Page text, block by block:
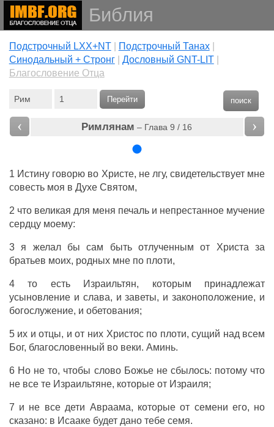
Библия
Подстрочный LXX+NT| Подстрочный Танах|
Cинодальный + Стронг| Дословный GNT-LIT|
Благословение Отца
поиск
Перейти
‹ Римлянам – Глава 9 / 16 ›
1 Истину говорю во Христе, не лгу, свидетельствует мне
совесть моя в Духе Святом,
2 что великая для меня печаль и непрестанное мучение
сердцу моему:
3 я желал бы сам быть отлученным от Христа за
братьев моих, родных мне по плоти,
4 то есть Израильтян, которым принадлежат
усыновление и слава, и заветы, и законоположение, и
богослужение, и обетования;
5 их и отцы, и от них Христос по плоти, сущий над всем
Бог, благословенный во веки. Аминь.
6 Но не то, чтобы слово Божье не сбылось: потому что
не все те Израильтяне, которые от Израиля;
7 и не все дети Авраама, которые от семени его, но
сказано: в Исааке будет дано тебе семя.